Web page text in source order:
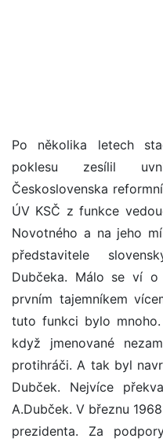
Po několika letech
poklesu zesílil
Československa
ÚV KSČ z funkce
Novotného a na jeho
představitele
Dubčeka. Málo se ví
prvním tajemníkem
tuto funkci bylo
když jmenované
protihráči. A tak byl
Dubček. Nejvíce
A.Dubček. V březnu
prezidenta. Za